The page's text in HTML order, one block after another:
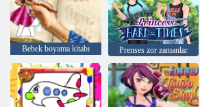
Bebek boyama kitabı Prenses zor zamanlar